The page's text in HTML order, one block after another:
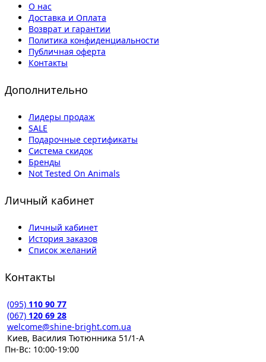
О нас
Доставка и Оплата
Возврат и гарантии
Политика конфиденциальности
Публичная оферта
Контакты
Дополнительно
Лидеры продаж
SALE
Подарочные сертификаты
Система скидок
Бренды
Not Tested On Animals
Личный кабинет
Личный кабинет
История заказов
Список желаний
Контакты
(095) 110 90 77
(067) 120 69 28
welcome@shine-bright.com.ua
Киев, Василия Тютюнника 51/1-А
Пн-Вс: 10:00-19:00